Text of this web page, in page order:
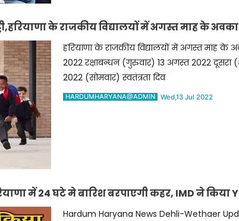
के राजकीय विद्यालयों में अगस्त माह के
हरियाणा के राजकीय विद्यालयों में अगस्त माह के
2022 रक्षाबन्धन (गुरुवार) 13 अगस्त 2022 दूसरा
2022 (सोमवार) स्वतंत्रता दिव
HARDUMHARYANA@ADMIN Wed,13 Jul 2022
में 24 घटे मे बारिश बरपाएगी कहर, IMD ने किया
Hardum Haryana News Dehli-Wethaer